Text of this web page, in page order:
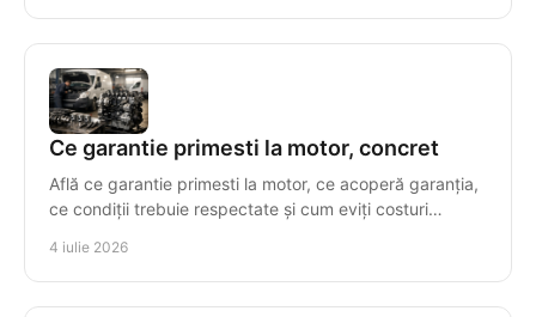
Ce garantie primesti la motor, concret
Află ce garantie primesti la motor, ce acoperă garanția,
ce condiții trebuie respectate și cum eviți costuri
4 iulie 2026